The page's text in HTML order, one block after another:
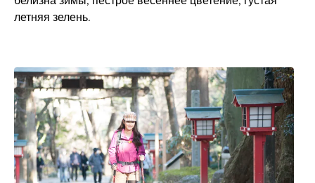
летняя зелень.